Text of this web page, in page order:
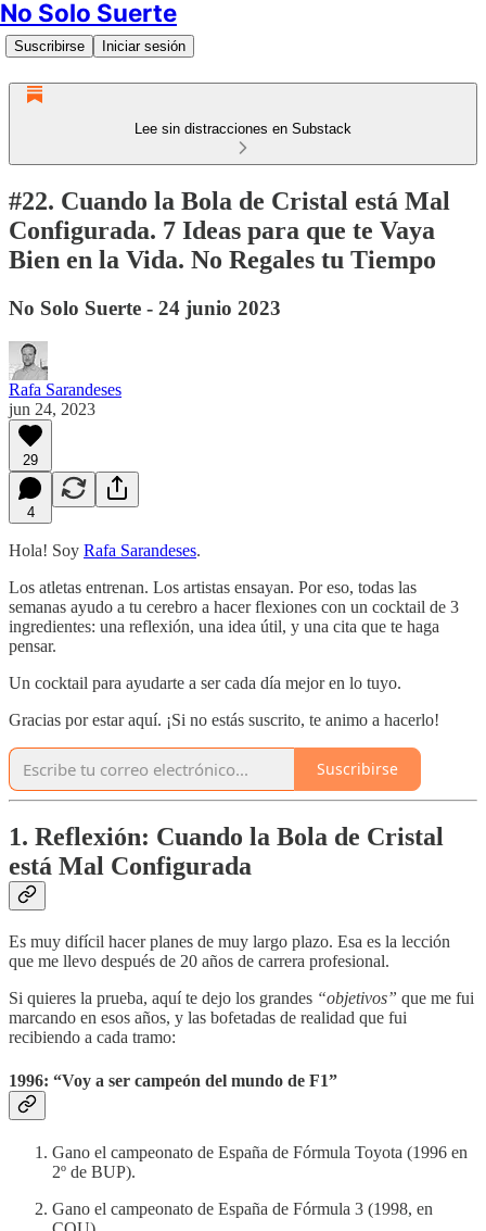
No Solo Suerte
Suscribirse Iniciar sesión
Lee sin distracciones en Substack
#22. Cuando la Bola de Cristal está Mal
Configurada. 7 Ideas para que te Vaya
Bien en la Vida. No Regales tu Tiempo
No Solo Suerte - 24 junio 2023
Rafa Sarandeses
jun 24, 2023
29
4
Hola! Soy Rafa Sarandeses.
Los atletas entrenan. Los artistas ensayan. Por eso, todas las
semanas ayudo a tu cerebro a hacer flexiones con un cocktail de 3
ingredientes: una reflexión, una idea útil, y una cita que te haga
pensar.
Un cocktail para ayudarte a ser cada día mejor en lo tuyo.
Gracias por estar aquí. ¡Si no estás suscrito, te animo a hacerlo!
Suscribirse
1. Reflexión: Cuando la Bola de Cristal
está Mal Configurada
Es muy difícil hacer planes de muy largo plazo. Esa es la lección
que me llevo después de 20 años de carrera profesional.
Si quieres la prueba, aquí te dejo los grandes “objetivos” que me fui
marcando en esos años, y las bofetadas de realidad que fui
recibiendo a cada tramo:
1996: “Voy a ser campeón del mundo de F1”
Gano el campeonato de España de Fórmula Toyota (1996 en
2º de BUP).
Gano el campeonato de España de Fórmula 3 (1998, en